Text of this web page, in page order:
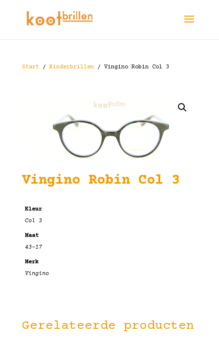
Start/ Kinderbrillen/ Vingino Robin Col 3
Vingino Robin Col 3
Kleur
Col 3
Maat
43-17
Merk
Vingino
Gerelateerde producten